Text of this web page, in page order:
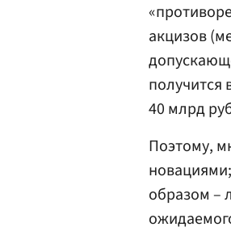
акцизов
получится
40 млрд
Поэтому,
образом –